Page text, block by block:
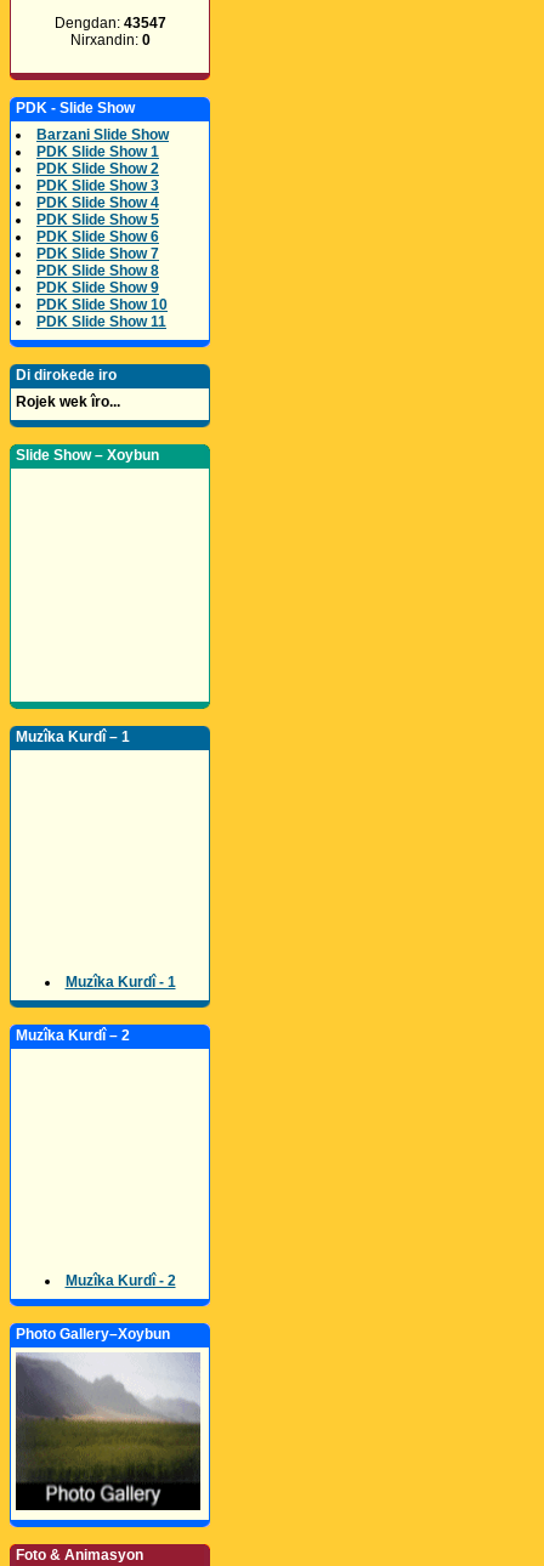
Dengdan: 43547
Nirxandin: 0
PDK - Slide Show
Barzani Slide Show
PDK Slide Show 1
PDK Slide Show 2
PDK Slide Show 3
PDK Slide Show 4
PDK Slide Show 5
PDK Slide Show 6
PDK Slide Show 7
PDK Slide Show 8
PDK Slide Show 9
PDK Slide Show 10
PDK Slide Show 11
Di dirokede iro
Rojek wek îro...
Slide Show – Xoybun
Muzîka Kurdî – 1
Muzîka Kurdî - 1
Muzîka Kurdî – 2
Muzîka Kurdî - 2
Photo Gallery–Xoybun
Foto & Animasyon